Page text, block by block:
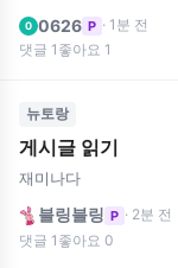
0 0626 P · 1분 전
댓글 1 좋아요 1
뉴토랑
게시글 읽기
재미나다
블링블링 P · 2분 전
댓글 1 좋아요 0